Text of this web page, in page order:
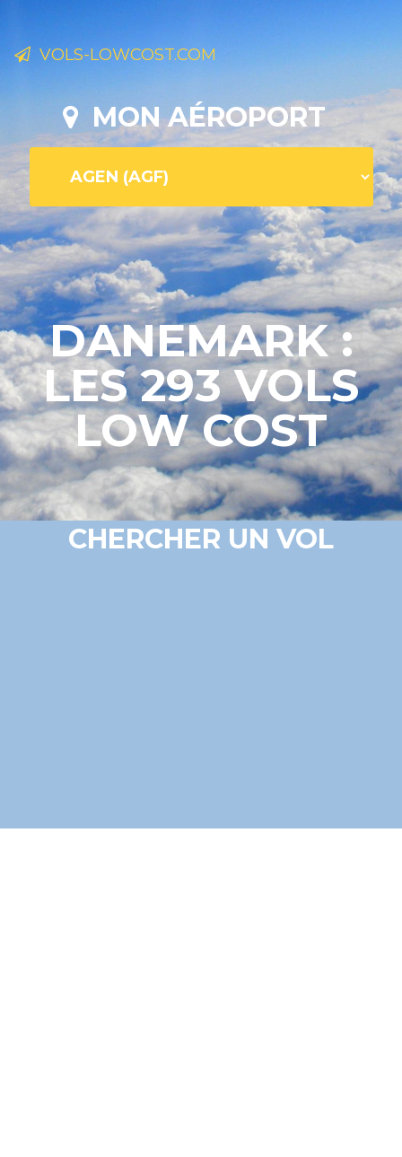
VOLS-LOWCOST.COM
MON AÉROPORT
DANEMARK :
LES 293 VOLS
LOW COST
CHERCHER UN VOL